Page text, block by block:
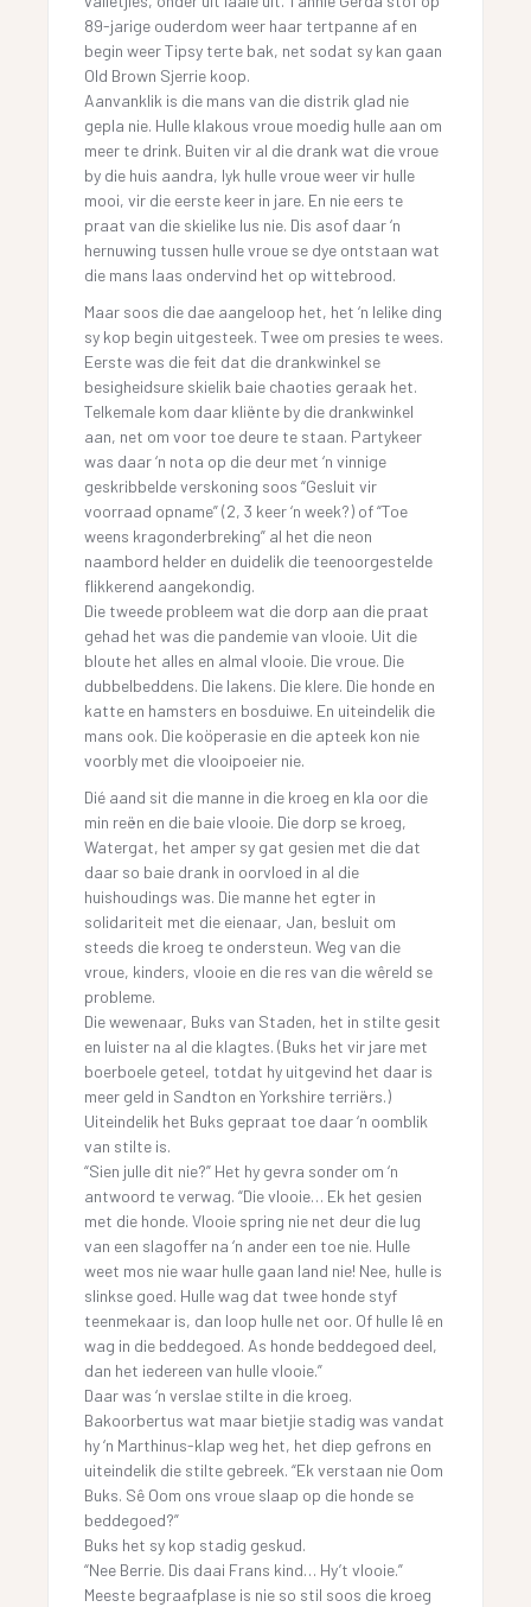
89-jarige ouderdom weer haar tertpanne af en
begin weer Tipsy terte bak, net sodat sy kan gaan
Old Brown Sjerrie koop.
Aanvanklik is die mans van die distrik glad nie
gepla nie. Hulle klakous vroue moedig hulle aan om
meer te drink. Buiten vir al die drank wat die vroue
by die huis aandra, lyk hulle vroue weer vir hulle
mooi, vir die eerste keer in jare. En nie eers te
praat van die skielike lus nie. Dis asof daar ‘n
hernuwing tussen hulle vroue se dye ontstaan wat
die mans laas ondervind het op wittebrood.
Maar soos die dae aangeloop het, het ‘n lelike ding
sy kop begin uitgesteek. Twee om presies te wees.
Eerste was die feit dat die drankwinkel se
besigheidsure skielik baie chaoties geraak het.
Telkemale kom daar kliënte by die drankwinkel
aan, net om voor toe deure te staan. Partykeer
was daar ‘n nota op die deur met ‘n vinnige
geskribbelde verskoning soos “Gesluit vir
voorraad opname” (2, 3 keer ‘n week?) of “Toe
weens kragonderbreking” al het die neon
naambord helder en duidelik die teenoorgestelde
flikkerend aangekondig.
Die tweede probleem wat die dorp aan die praat
gehad het was die pandemie van vlooie. Uit die
bloute het alles en almal vlooie. Die vroue. Die
dubbelbeddens. Die lakens. Die klere. Die honde en
katte en hamsters en bosduiwe. En uiteindelik die
mans ook. Die koöperasie en die apteek kon nie
voorbly met die vlooipoeier nie.
Dié aand sit die manne in die kroeg en kla oor die
min reën en die baie vlooie. Die dorp se kroeg,
Watergat, het amper sy gat gesien met die dat
daar so baie drank in oorvloed in al die
huishoudings was. Die manne het egter in
solidariteit met die eienaar, Jan, besluit om
steeds die kroeg te ondersteun. Weg van die
vroue, kinders, vlooie en die res van die wêreld se
probleme.
Die wewenaar, Buks van Staden, het in stilte gesit
en luister na al die klagtes. (Buks het vir jare met
boerboele geteel, totdat hy uitgevind het daar is
meer geld in Sandton en Yorkshire terriërs.)
Uiteindelik het Buks gepraat toe daar ‘n oomblik
van stilte is.
“Sien julle dit nie?” Het hy gevra sonder om ‘n
antwoord te verwag. “Die vlooie… Ek het gesien
met die honde. Vlooie spring nie net deur die lug
van een slagoffer na ‘n ander een toe nie. Hulle
weet mos nie waar hulle gaan land nie! Nee, hulle is
slinkse goed. Hulle wag dat twee honde styf
teenmekaar is, dan loop hulle net oor. Of hulle lê en
wag in die beddegoed. As honde beddegoed deel,
dan het iedereen van hulle vlooie.”
Daar was ‘n verslae stilte in die kroeg.
Bakoorbertus wat maar bietjie stadig was vandat
hy ‘n Marthinus-klap weg het, het diep gefrons en
uiteindelik die stilte gebreek. “Ek verstaan nie Oom
Buks. Sê Oom ons vroue slaap op die honde se
beddegoed?”
Buks het sy kop stadig geskud.
“Nee Berrie. Dis daai Frans kind… Hy’t vlooie.”
Meeste begraafplase is nie so stil soos die kroeg